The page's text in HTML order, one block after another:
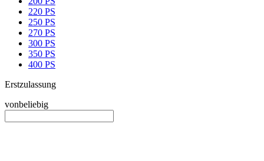
220 PS
250 PS
270 PS
300 PS
350 PS
400 PS
Erstzulassung
vonbeliebig